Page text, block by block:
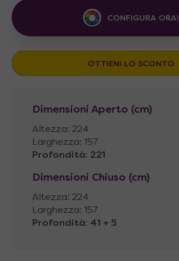
CONFIGURA ORA!
OTTIENI LO SCONTO
Dimensioni Aperto (cm)
Altezza: 224
Larghezza: 157
Profondità: 221
Dimensioni Chiuso (cm)
Altezza: 224
Larghezza: 157
Profondità: 41 + 5